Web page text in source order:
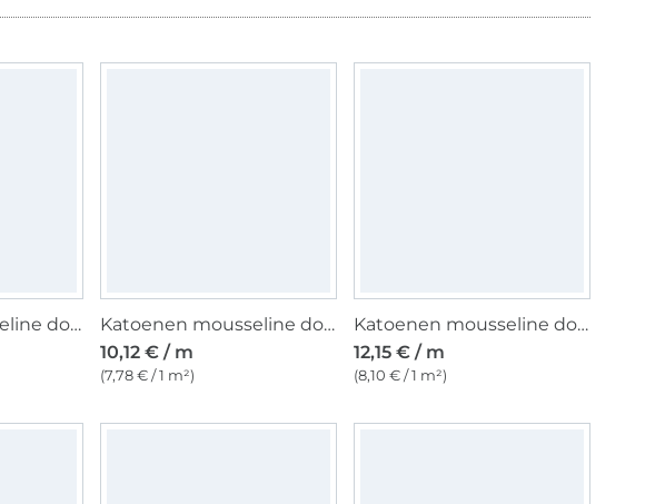
Katoenen mousseline double gauze, braamkleurig
Katoenen mousseline double gauze, pale green
10,12 € / m
(7,78 € / 1 m²)
Katoenen mousseline double gauze golden dots, oud blauwpaars
12,15 € / m
(8,10 € / 1 m²)